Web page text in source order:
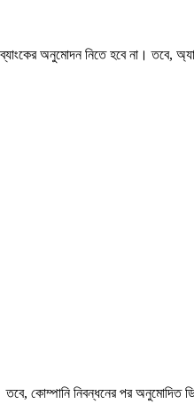
অনুমোদন নিতে হবে না। তবে,
তবে, কোম্পানি নিবন্ধনের পর অনুমোদিত